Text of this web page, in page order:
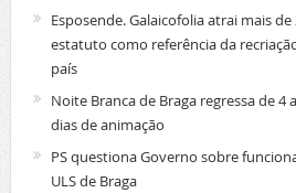
Esposende. Galaicofolia atrai mais
estatuto como referência da
país
Noite Branca de Braga regressa de
dias de animação
PS questiona Governo sobre
ULS de Braga